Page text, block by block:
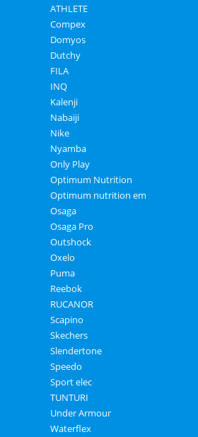
ATHLETE
Compex
Domyos
Dutchy
FILA
INQ
Kalenji
Nabaiji
Nike
Nyamba
Only Play
Optimum Nutrition
Optimum nutrition em
Osaga
Osaga Pro
Outshock
Oxelo
Puma
Reebok
RUCANOR
Scapino
Skechers
Slendertone
Speedo
Sport elec
TUNTURI
Under Armour
Waterflex